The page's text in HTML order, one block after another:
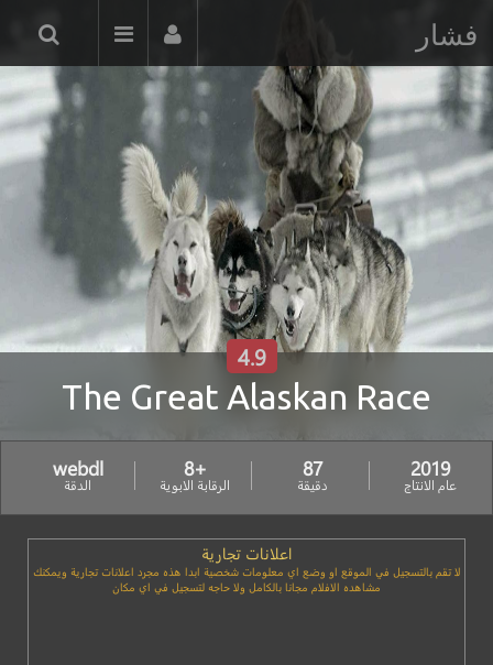
فشار
The Great Alaskan Race
4.9
2019
عام الانتاج
87
دقيقة
+8
الرقابة الابوية
webdl
الدقة
اعلانات تجارية
لا تقم بالتسجيل في الموقع او وضع اي معلومات شخصية ابدا هذه مجرد اعلانات تجارية ويمكنك
مشاهده الافلام مجانا بالكامل ولا حاجه لتسجيل في اي مكان